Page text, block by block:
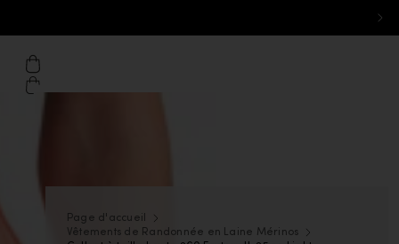
de eu.icebreaker.com
- Desktop: Belgique
Panier
Page d'accueil
Vêtements de Randonnée en Laine Mérinos